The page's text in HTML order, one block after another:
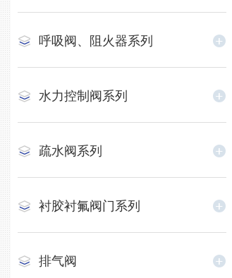
呼吸阀、阻火器系列
水力控制阀系列
疏水阀系列
衬胶衬氟阀门系列
排气阀